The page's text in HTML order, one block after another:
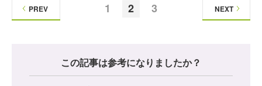
1 2 3
PREV NEXT
この記事は参考になりましたか？